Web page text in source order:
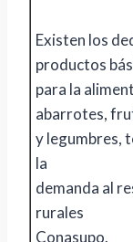
Existen los
productos
para la
abarrotes,
y legumbres,
la
demanda al
rurales
Conasupo.